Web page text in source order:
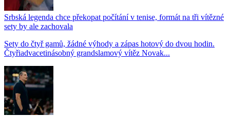
Srbská legenda chce překopat počítání v tenise, formát na tři vítězné
sety by ale zachovala
Sety do čtyř gamů, žádné výhody a zápas hotový do dvou hodin.
Čtyřiadvacetinásobný grandslamový vítěz Novak...